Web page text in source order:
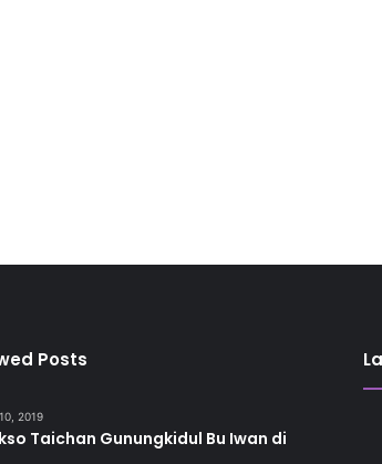
Posts
2019
Taichan Gunungkidul Bu Iwan di